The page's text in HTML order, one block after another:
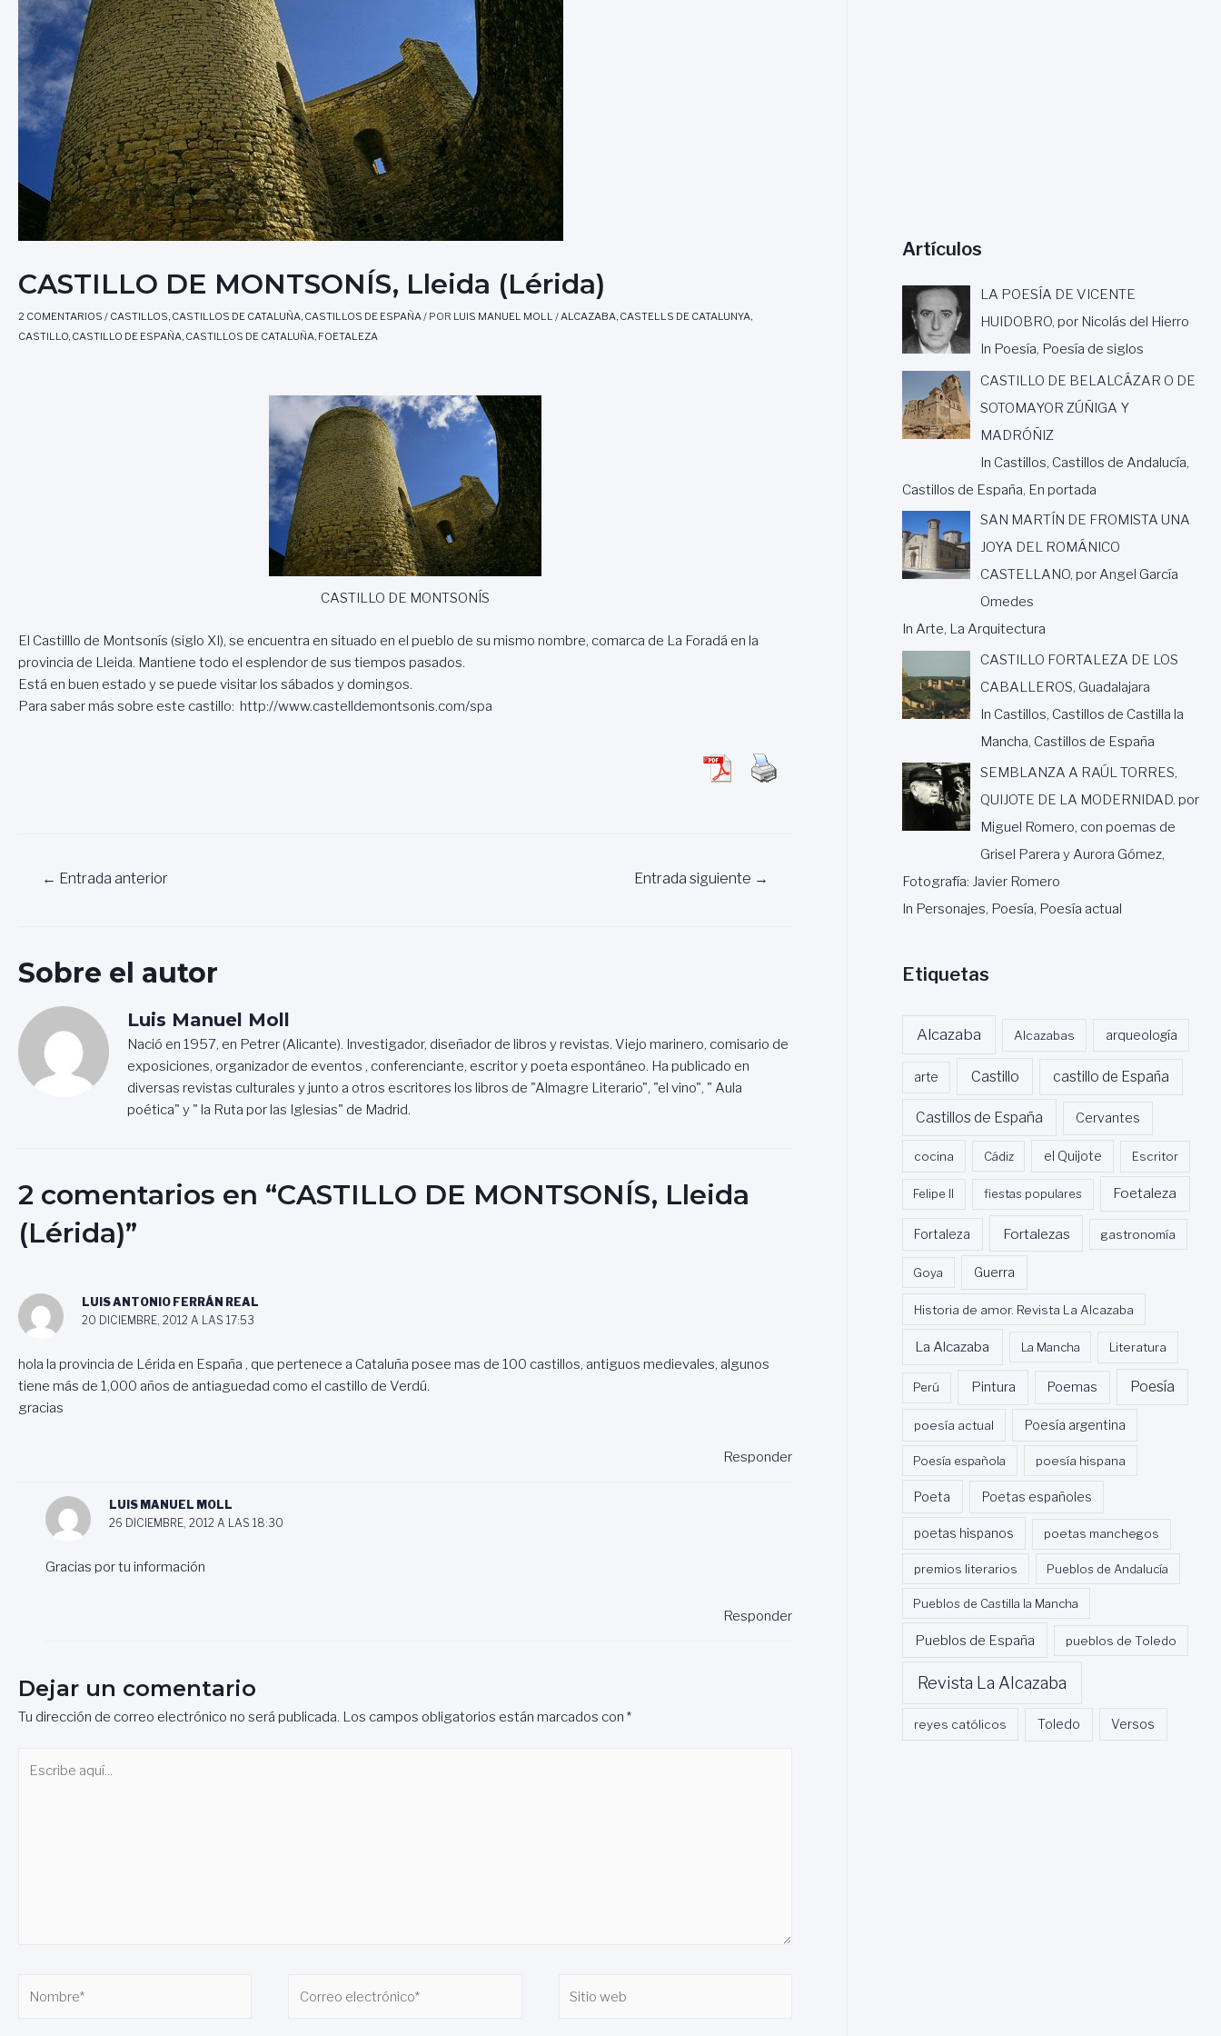
CASTILLO DE MONTSONÍS, Lleida (Lérida)
2 COMENTARIOS / CASTILLOS, CASTILLOS DE CATALUÑA, CASTILLOS DE ESPAÑA/ POR LUIS MANUEL MOLL /ALCAZABA, CASTELLS DE CATALUNYA,
CASTILLO, CASTILLO DE ESPAÑA, CASTILLOS DE CATALUÑA, FOETALEZA
CASTILLO DE MONTSONÍS
El Castilllo de Montsonís (siglo XI), se encuentra en situado en el pueblo de su mismo nombre, comarca de La Foradá en la
provincia de Lleida. Mantiene todo el esplendor de sus tiempos pasados.
Está en buen estado y se puede visitar los sábados y domingos.
Para saber más sobre este castillo: http://www.castelldemontsonis.com/spa
Navegación
entradas
← Entrada anterior Entrada siguiente →
Sobre el autor
Luis Manuel Moll
Nació en 1957, en Petrer (Alicante). Investigador, diseñador de libros y revistas. Viejo marinero, comisario de
exposiciones, organizador de eventos , conferenciante, escritor y poeta espontáneo. Ha publicado en
diversas revistas culturales y junto a otros escritores los libros de "Almagre Literario", "el vino", " Aula
poética" y " la Ruta por las Iglesias" de Madrid.
2 comentarios en “CASTILLO DE MONTSONÍS, Lleida
(Lérida)”
LUIS ANTONIO FERRÁN REAL
20 DICIEMBRE, 2012 A LAS 17:53
hola la provincia de Lérida en España , que pertenece a Cataluña posee mas de 100 castillos, antiguos medievales, algunos
tiene más de 1,000 años de antiaguedad como el castillo de Verdú.
gracias
Responder
LUIS MANUEL MOLL
26 DICIEMBRE, 2012 A LAS 18:30
Gracias por tu información
Responder
Dejar un comentario
Tu dirección de correo electrónico no será publicada. Los campos obligatorios están marcados con *
Artículos
LA POESÍA DE VICENTE
HUIDOBRO, por Nicolás del Hierro
In Poesía, Poesía de siglos
CASTILLO DE BELALCÁZAR O DE
SOTOMAYOR ZÚÑIGA Y
MADRÓÑIZ
In Castillos, Castillos de Andalucía,
Castillos de España, En portada
SAN MARTÍN DE FROMISTA UNA
JOYA DEL ROMÁNICO
CASTELLANO, por Angel García
Omedes
In Arte, La Arquitectura
CASTILLO FORTALEZA DE LOS
CABALLEROS, Guadalajara
In Castillos, Castillos de Castilla la
Mancha, Castillos de España
SEMBLANZA A RAÚL TORRES,
QUIJOTE DE LA MODERNIDAD. por
Miguel Romero, con poemas de
Grisel Parera y Aurora Gómez,
Fotografía: Javier Romero
In Personajes, Poesía, Poesía actual
Etiquetas
Alcazaba Alcazabas arqueología
arte Castillo castillo de España
Castillos de España Cervantes
cocina Cádiz el Quijote Escritor
Felipe II fiestas populares Foetaleza
Fortaleza Fortalezas gastronomía
Goya Guerra
Historia de amor. Revista La Alcazaba
La Alcazaba La Mancha Literatura
Perú Pintura Poemas Poesía
poesía actual Poesía argentina
Poesía española poesía hispana
Poeta Poetas españoles
poetas hispanos poetas manchegos
premios literarios Pueblos de Andalucía
Pueblos de Castilla la Mancha
Pueblos de España pueblos de Toledo
Revista La Alcazaba
reyes católicos Toledo Versos